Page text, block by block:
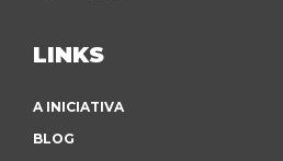
LINKS
A INICIATIVA
BLOG